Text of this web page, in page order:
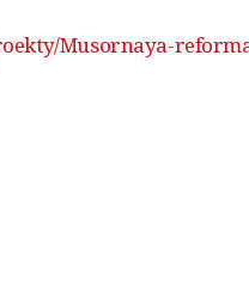
Musornaya-